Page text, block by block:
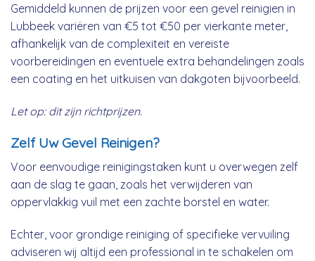
Gemiddeld kunnen de prijzen voor een gevel reinigien in
Lubbeek variëren van €5 tot €50 per vierkante meter,
afhankelijk van de complexiteit en vereiste
voorbereidingen en eventuele extra behandelingen zoals
een coating en het uitkuisen van dakgoten bijvoorbeeld.
Let op: dit zijn richtprijzen.
Zelf Uw Gevel Reinigen?
Voor eenvoudige reinigingstaken kunt u overwegen zelf
aan de slag te gaan, zoals het verwijderen van
oppervlakkig vuil met een zachte borstel en water.
Echter, voor grondige reiniging of specifieke vervuiling
adviseren wij altijd een professional in te schakelen om